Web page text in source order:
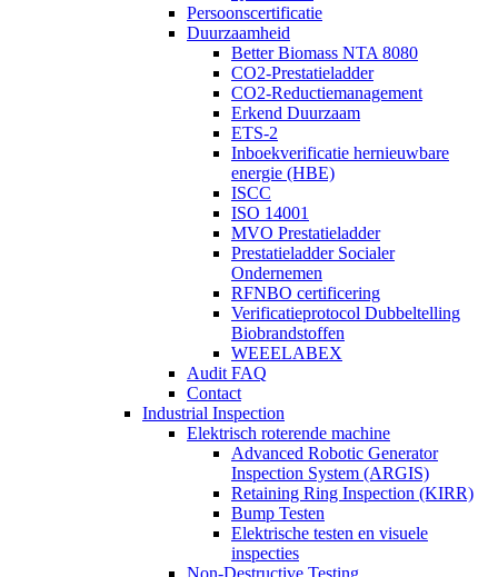
Persoonscertificatie
Duurzaamheid
Better Biomass NTA 8080
CO2-Prestatieladder
CO2-Reductiemanagement
Erkend Duurzaam
ETS-2
Inboekverificatie hernieuwbare
energie (HBE)
ISCC
ISO 14001
MVO Prestatieladder
Prestatieladder Socialer
Ondernemen
RFNBO certificering
Verificatieprotocol Dubbeltelling
Biobrandstoffen
WEEELABEX
Audit FAQ
Contact
Industrial Inspection
Elektrisch roterende machine
Advanced Robotic Generator
Inspection System (ARGIS)
Retaining Ring Inspection (KIRR)
Bump Testen
Elektrische testen en visuele
inspecties